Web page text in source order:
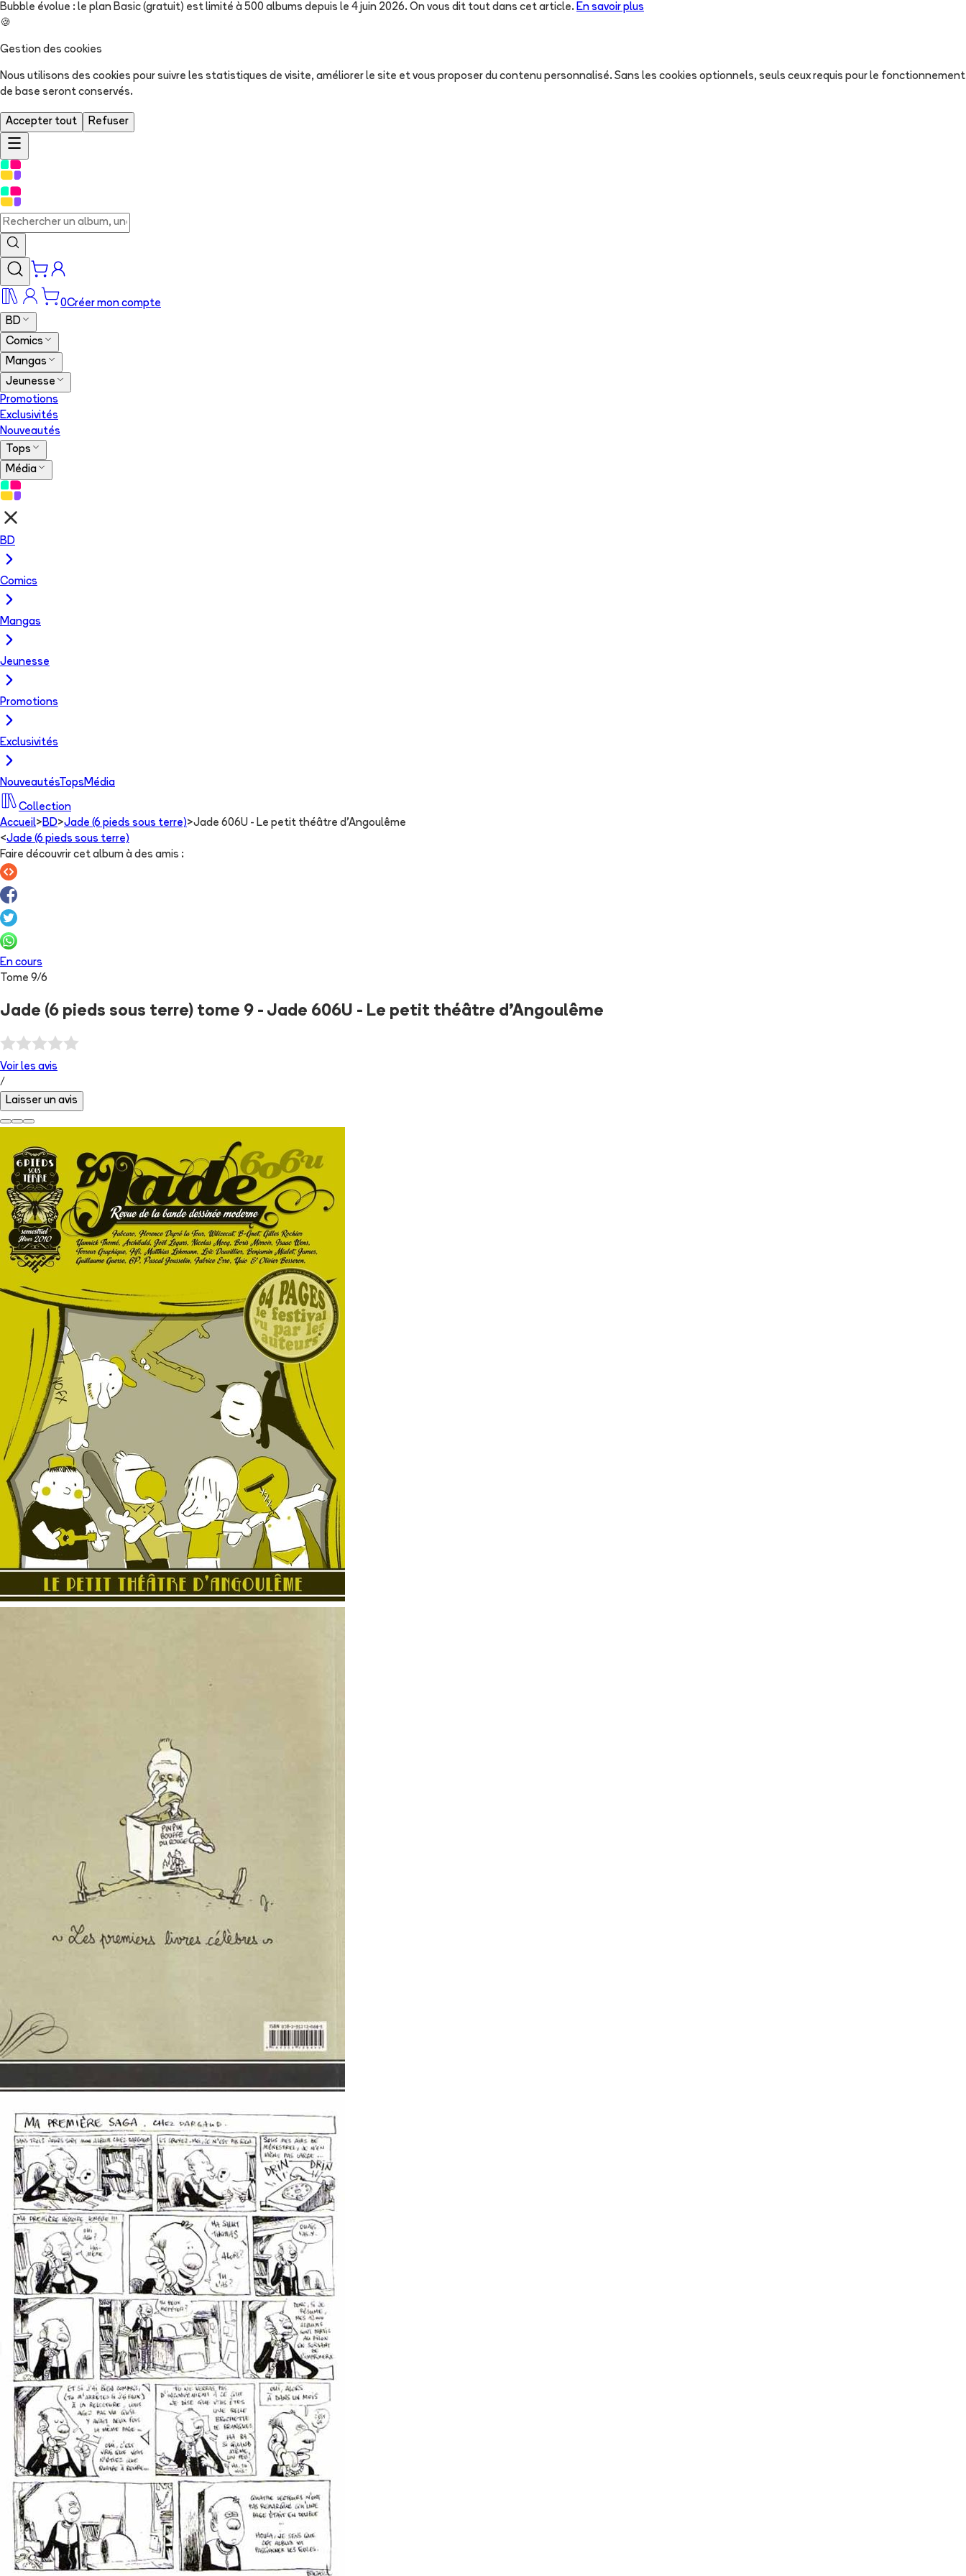
Bubble évolue : le plan Basic (gratuit) est limité à 500 albums depuis le 4 juin 2026. On vous dit tout dans cet article. En savoir plus
🍪
Gestion des cookies
Nous utilisons des cookies pour suivre les statistiques de visite, améliorer le site et vous proposer du contenu personnalisé. Sans les cookies optionnels, seuls ceux requis pour le fonctionnement
de base seront conservés.
Accepter tout Refuser
0Créer mon compte
BD
Comics
Mangas
Jeunesse
Promotions
Exclusivités
Nouveautés
Tops
Média
BD
Comics
Mangas
Jeunesse
Promotions
Exclusivités
NouveautésTops Média
Collection
Accueil> BD>Jade (6 pieds sous terre)>Jade 606U - Le petit théâtre d'Angoulême
<Jade (6 pieds sous terre)
Faire découvrir cet album à des amis :
En cours
Tome 9/6
Jade (6 pieds sous terre) tome 9 - Jade 606U - Le petit théâtre d'Angoulême
Voir les avis
/
Laisser un avis